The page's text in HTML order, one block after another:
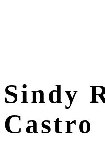
Sindy
Castro